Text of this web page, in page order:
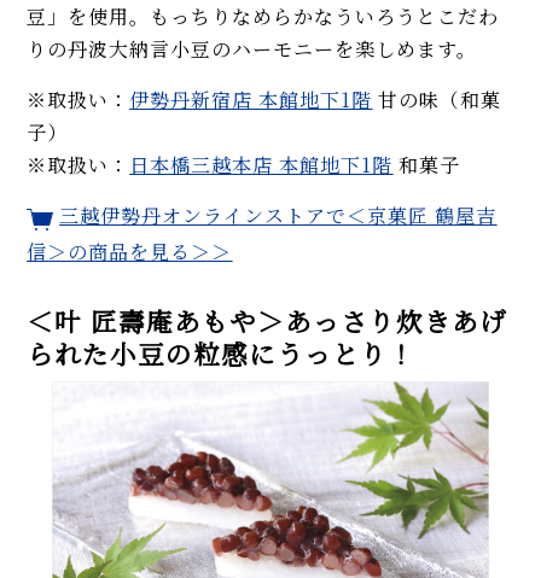
豆」を使用。もっちりなめらかなういろうとこだわ
りの丹波大納言小豆のハーモニーを楽しめます。
※取扱い： 伊勢丹新宿店 本館地下1階 甘の味（和菓
子）
※取扱い： 日本橋三越本店 本館地下1階 和菓子
三越伊勢丹オンラインストアで＜京菓匠 鶴屋吉
信＞の商品を見る＞＞
＜叶 匠壽庵あもや＞あっさり炊きあげ
られた小豆の粒感にうっとり！